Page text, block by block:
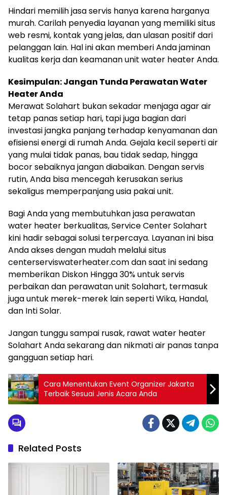
Hindari memilih jasa servis hanya karena harganya
murah. Carilah penyedia layanan yang memiliki situs
web resmi, kontak yang jelas, dan ulasan positif dari
pelanggan lain. Hal ini akan memberi Anda jaminan
kualitas kerja dan keamanan unit water heater Anda.
Kesimpulan: Jangan Tunda Perawatan Water
Heater Anda
Merawat Solahart bukan sekadar menjaga agar air
tetap panas setiap hari, tapi juga bagian dari
investasi jangka panjang terhadap kenyamanan dan
efisiensi energi di rumah Anda. Gejala kecil seperti air
yang mulai tidak panas, bau tidak sedap, hingga
bocor sebaiknya jangan diabaikan. Dengan servis
rutin, Anda bisa mencegah kerusakan serius
sekaligus memperpanjang usia pakai unit.
Bagi Anda yang membutuhkan jasa perawatan
water heater berkualitas, Service Center Solahart
kini hadir sebagai solusi terpercaya. Layanan ini bisa
Anda akses dengan mudah melalui situs
centerserviswaterheater.com dan saat ini sedang
memberikan Diskon Hingga 30% untuk servis
perbaikan dan perawatan unit Solahart, termasuk
juga untuk merek-merek lain seperti Wika, Handal,
dan Inti Solar.
Jangan tunggu sampai rusak, rawat water heater
Solahart Anda sekarang dan nikmati air panas tanpa
gangguan setiap hari.
Cara Menentukan Event Organizer Jakarta
Terbaik Sesuai Jenis Acara Anda
Related Posts